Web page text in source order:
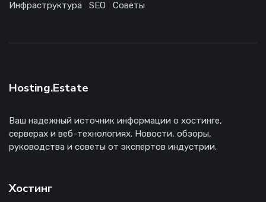
Инфраструктура
SEO Советы
Hosting.Estate
Ваш надежный источник информации о хостинге,
серверах и веб-технологиях. Новости, обзоры,
руководства и советы от экспертов индустрии.
Хостинг